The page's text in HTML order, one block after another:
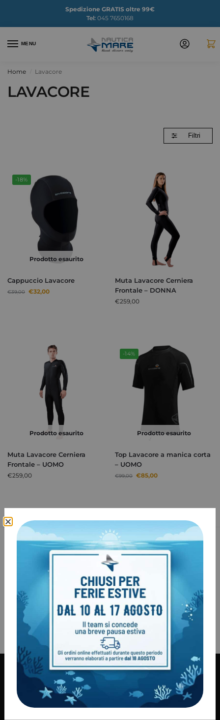
Spedizione GRATIS oltre 99€
Tel: 045 7650168
MENU
Home Lavacore
LAVACORE
Filtri
-18%
Prodotto esaurito
Cappuccio Lavacore
€39,00 €32,00
Muta Lavacore Cerniera
Frontale – DONNA
€259,00
Prodotto esaurito
Muta Lavacore Cerniera
Frontale – UOMO
€259,00
-14%
Prodotto esaurito
Top Lavacore a manica corta
– UOMO
€99,00 €85,00
Spedizione in 24H
Su tutti i prodotti in pronta consegna
Sostituzione Gratuita
Sostituzione gratuita della merce
Garanzia Italia
2 anni di garanzia
100% Pagamenti sicuri
PayPal / MasterCard / Visa
Informazioni
Condizioni di vendita